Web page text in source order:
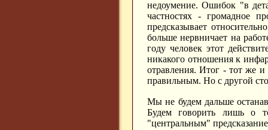
недоумение. Ошибок "в
частностях - громадное
предсказывает
больше нервничает на
году человек этот
никакого отношения к
отравления. Итог - тот же
правильным. Но с другой
Мы не будем дальше
Будем говорить лишь о
"центральным"